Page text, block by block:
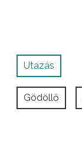
Utazás
Gödöllő